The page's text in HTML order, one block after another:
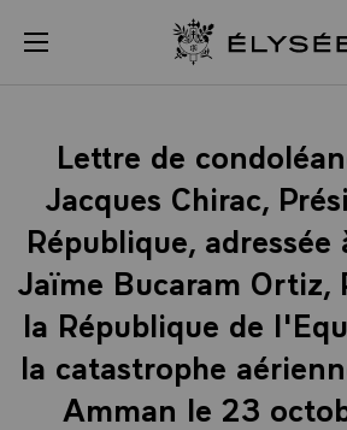
menu Retour à
Lettre de
Jacques Chirac,
République,
Jaïme Bucaram Ortiz,
la République de
la catastrophe
Amman le 23
Panneau de gestion des cookies